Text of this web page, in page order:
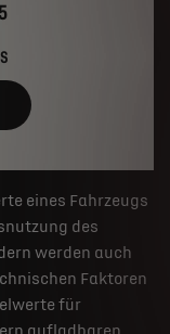
eines Fahrzeugs
des
werden auch
Faktoren
für